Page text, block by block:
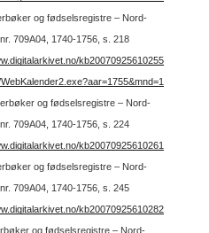
og fødselsregistre – Nord-
709A04, 1740-1756, s. 218
kb20070925610255
og fødselsregistre – Nord-
709A04, 1740-1756, s. 224
kb20070925610261
og fødselsregistre – Nord-
709A04, 1740-1756, s. 245
kb20070925610282
og fødselsregistre – Nord-